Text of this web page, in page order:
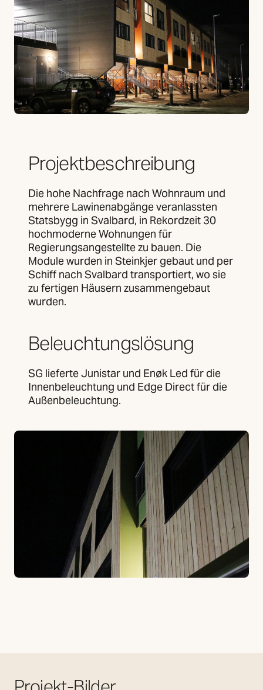
Projektbeschreibung
Die hohe Nachfrage nach Wohnraum und
mehrere Lawinenabgänge veranlassten
Statsbygg in Svalbard, in Rekordzeit 30
hochmoderne Wohnungen für
Regierungsangestellte zu bauen. Die
Module wurden in Steinkjer gebaut und per
Schiff nach Svalbard transportiert, wo sie
zu fertigen Häusern zusammengebaut
wurden.
Beleuchtungslösung
SG lieferte Junistar und Enøk Led für die
Innenbeleuchtung und Edge Direct für die
Außenbeleuchtung.